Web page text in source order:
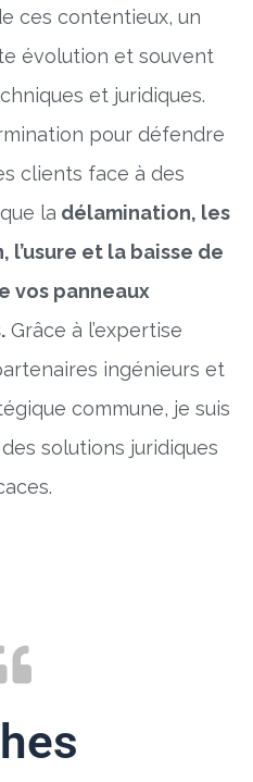
ces contentieux, un
évolution et souvent
et juridiques.
pour défendre
clients face à des
la délamination, les
l’usure et la baisse de
vos panneaux
Grâce à l’expertise
ingénieurs et
commune, je suis
solutions juridiques